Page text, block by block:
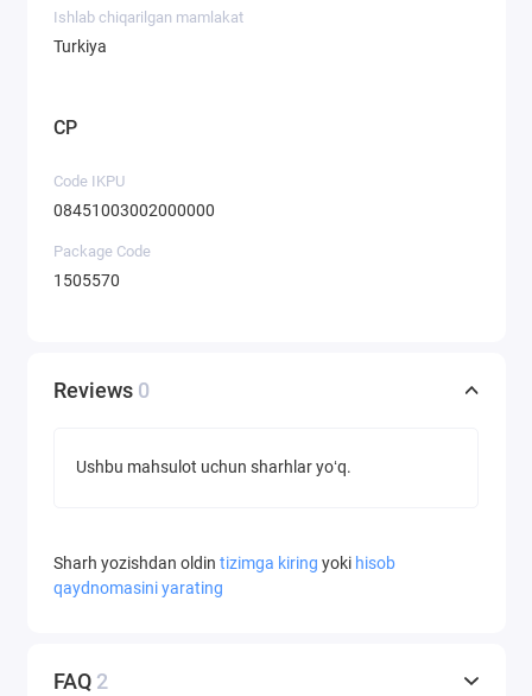
Ishlab chiqarilgan mamlakat
Turkiya
CP
Code IKPU
08451003002000000
Package Code
1505570
Reviews 0
Ushbu mahsulot uchun sharhlar yoʻq.
Sharh yozishdan oldin tizimga kiring yoki hisob
qaydnomasini yarating
FAQ 2